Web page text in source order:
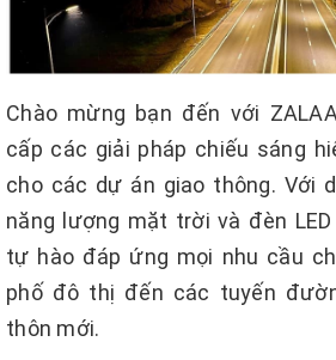
Chào mừng bạn đến với
cấp các giải pháp chiếu sáng
cho các dự án giao thông. Với
năng lượng mặt trời và đèn
tự hào đáp ứng mọi nhu cầu
phố đô thị đến các tuyến
thôn mới.